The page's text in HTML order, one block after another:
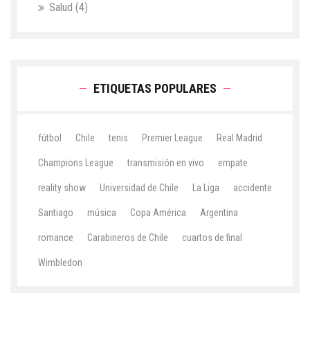
Salud (4)
ETIQUETAS POPULARES
fútbol Chile tenis Premier League Real Madrid
Champions League transmisión en vivo empate
reality show Universidad de Chile La Liga accidente
Santiago música Copa América Argentina
romance Carabineros de Chile cuartos de final
Wimbledon